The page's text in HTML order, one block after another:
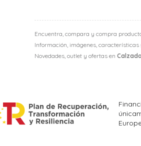
Encuentra, compara y compra
Información, imágenes,
Novedades, outlet y ofertas en Calzado